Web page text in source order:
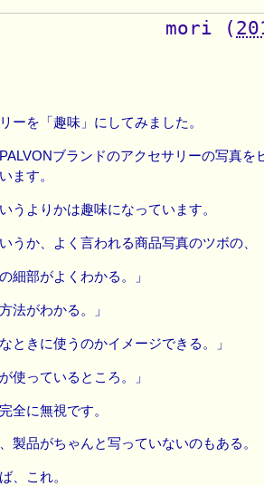
mori (
ーを「趣味」にしてみました。
ブランドのアクセサリーの写真を
ます。
うよりかは趣味になっています。
うか、よく言われる商品写真のツボの、
の細部がよくわかる。」
法がわかる。」
なときに使うのかイメージできる。」
が使っているところ。」
全に無視です。
製品がちゃんと写っていないのもある。
、これ。